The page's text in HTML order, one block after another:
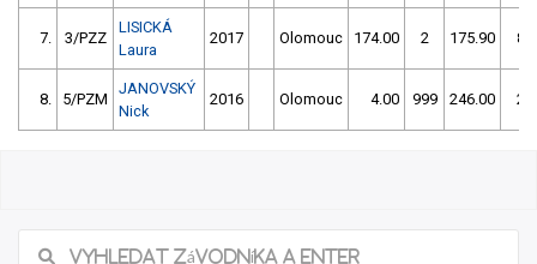
7. 3/PZZ
LISICKÁ
Laura
2017 Olomouc 174.00 2 175.90 8
8. 5/PZM
JANOVSKÝ
Nick
2016 Olomouc 4.00 999 246.00 2